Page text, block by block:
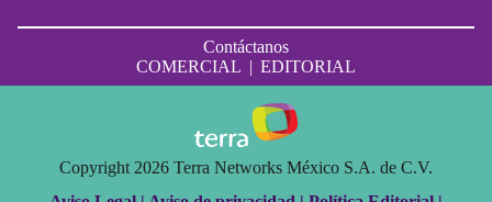
Contáctanos
COMERCIAL | EDITORIAL
Copyright 2026 Terra Networks México S.A. de C.V.